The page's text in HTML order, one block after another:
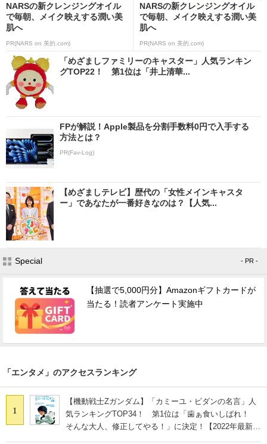
NARSの新クレンジングオイル
で毎朝、メイク映えする潤い美
肌へ
PR(NARS on 美的.com)
NARSの新クレンジングオイル
で毎朝、メイク映えする潤い美
肌へ
PR(NARS on 美的.com)
「めざましファミリーのキャスター」人気ランキン
グTOP22！ 第1位は「井上清華...
FPが解説！Apple製品を分割手数料0円で入手する
方法とは？
PR(Fav-Log)
【めざましテレビ】歴代の「女性メインキャスタ
ー」であなたが一番好きなのは？【人気...
Special - PR -
【抽選で5,000円分】Amazonギフトカードが
当たる！読者アンケート実施中
「エンタメ」のアクセスランキング
1
【機動戦士Zガンダム】「カミーユ・ビダンの名言」人
気ランキングTOP34！ 第1位は「歯ぁ食いしばれ！
そんな大人、修正してやる！」に決定！【2022年最新投